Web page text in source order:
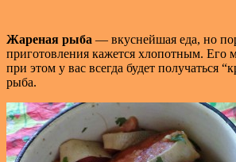
Жареная рыба — вкуснейшая еда, но
приготовления кажется хлопотным. Его
при этом у вас всегда будет получаться
рыба.